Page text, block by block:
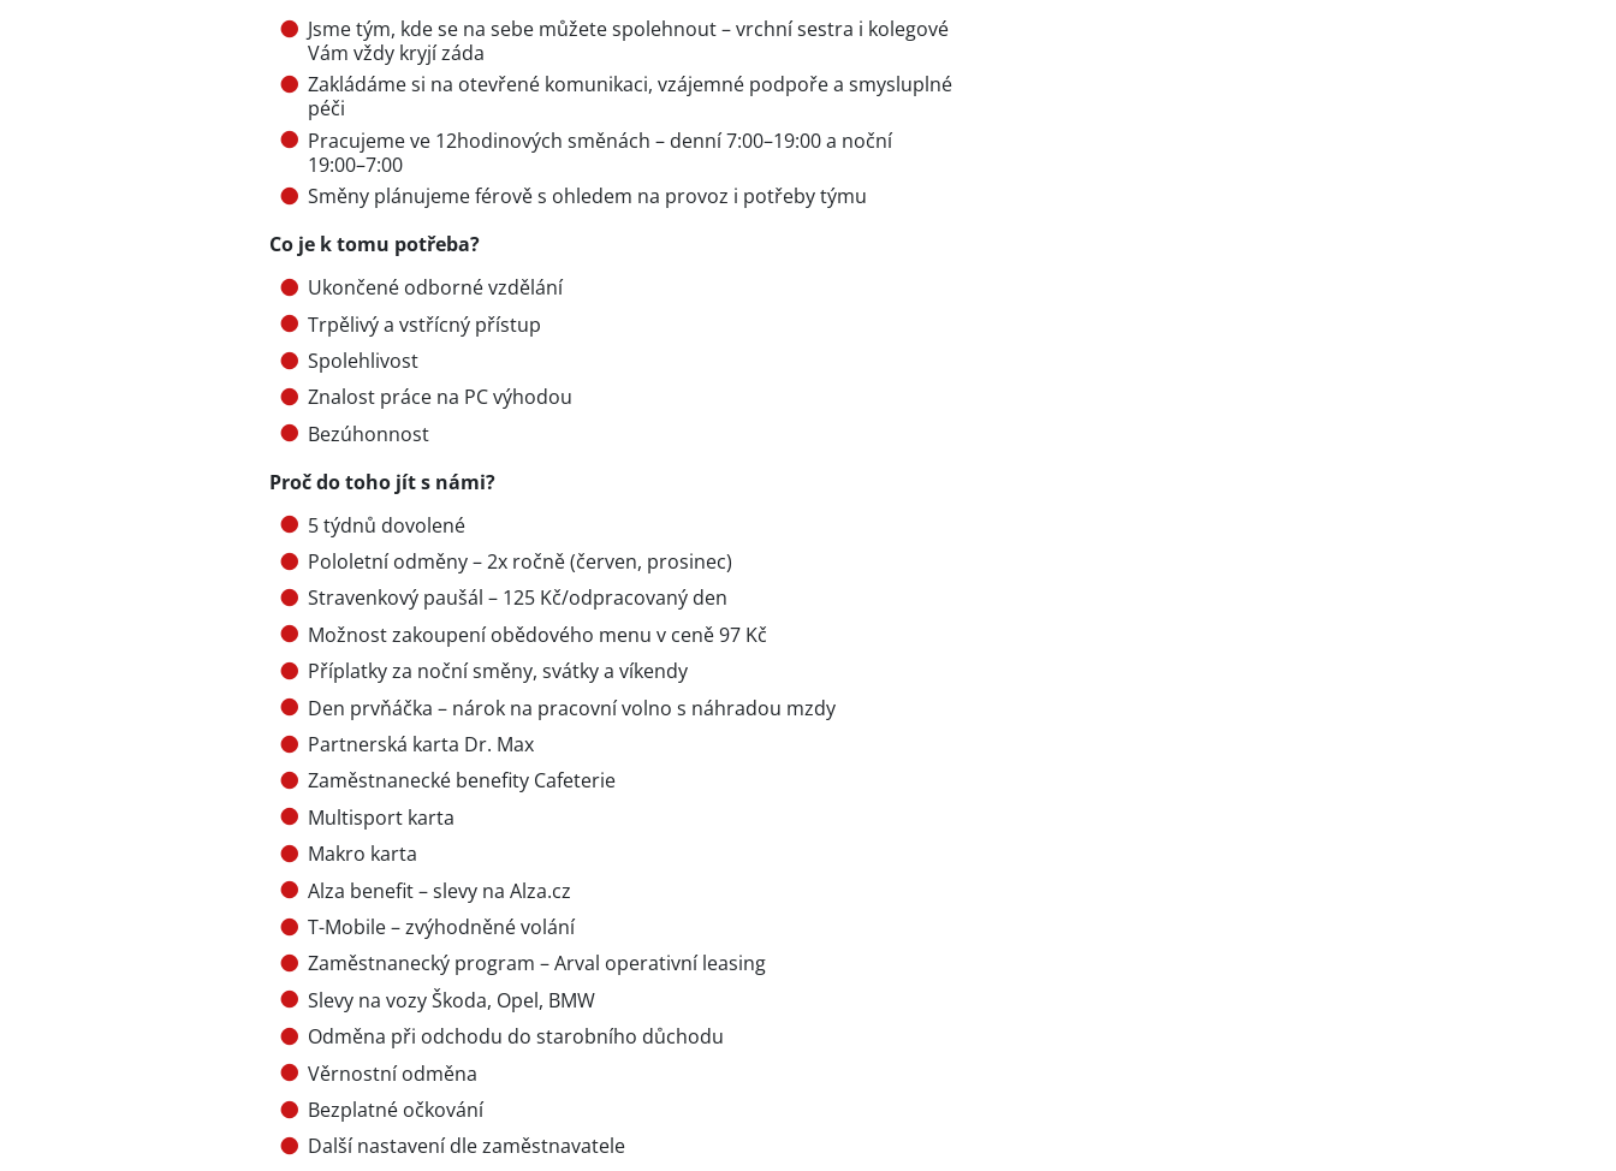
Jsme tým, kde se na sebe můžete spolehnout – vrchní sestra i kolegové
Vám vždy kryjí záda
Zakládáme si na otevřené komunikaci, vzájemné podpoře a smysluplné
péči
Pracujeme ve 12hodinových směnách – denní 7:00–19:00 a noční
19:00–7:00
Směny plánujeme férově s ohledem na provoz i potřeby týmu
Co je k tomu potřeba?
Ukončené odborné vzdělání
Trpělivý a vstřícný přístup
Spolehlivost
Znalost práce na PC výhodou
Bezúhonnost
Proč do toho jít s námi?
5 týdnů dovolené
Pololetní odměny – 2x ročně (červen, prosinec)
Stravenkový paušál – 125 Kč/odpracovaný den
Možnost zakoupení obědového menu v ceně 97 Kč
Příplatky za noční směny, svátky a víkendy
Den prvňáčka – nárok na pracovní volno s náhradou mzdy
Partnerská karta Dr. Max
Zaměstnanecké benefity Cafeterie
Multisport karta
Makro karta
Alza benefit – slevy na Alza.cz
T-Mobile – zvýhodněné volání
Zaměstnanecký program – Arval operativní leasing
Slevy na vozy Škoda, Opel, BMW
Odměna při odchodu do starobního důchodu
Věrnostní odměna
Bezplatné očkování
Další nastavení dle zaměstnavatele